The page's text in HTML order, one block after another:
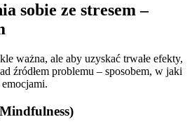
sobie ze stresem –
ważna, ale aby uzyskać trwałe efekty,
źródłem problemu – sposobem, w jaki